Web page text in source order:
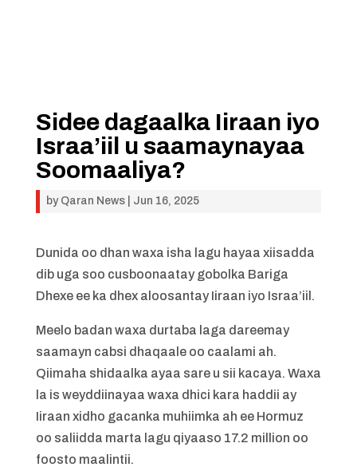
Sidee dagaalka Iiraan iyo
Israa’iil u saamaynayaa
Soomaaliya?
by Qaran News| Jun 16, 2025
Dunida oo dhan waxa isha lagu hayaa xiisadda
dib uga soo cusboonaatay gobolka Bariga
Dhexe ee ka dhex aloosantay Iiraan iyo Israa’iil.
Meelo badan waxa durtaba laga dareemay
saamayn cabsi dhaqaale oo caalami ah.
Qiimaha shidaalka ayaa sare u sii kacaya. Waxa
la is weyddiinayaa waxa dhici kara haddii ay
Iiraan xidho gacanka muhiimka ah ee Hormuz
oo saliidda marta lagu qiyaaso 17.2 million oo
foosto maalintii.